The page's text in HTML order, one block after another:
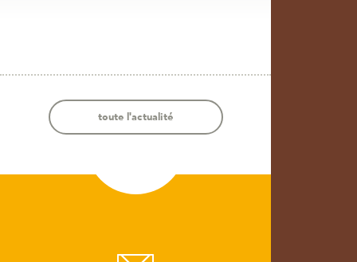
toute l'actualité